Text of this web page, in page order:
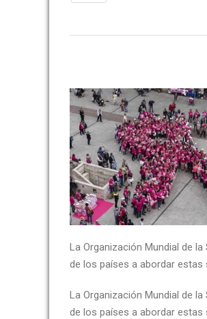
La Organización Mundial de
de los países a abordar estas
La Organización Mundial de
de los países a abordar estas